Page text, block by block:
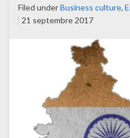
Filed underBusiness culture,
21 septembre 2017